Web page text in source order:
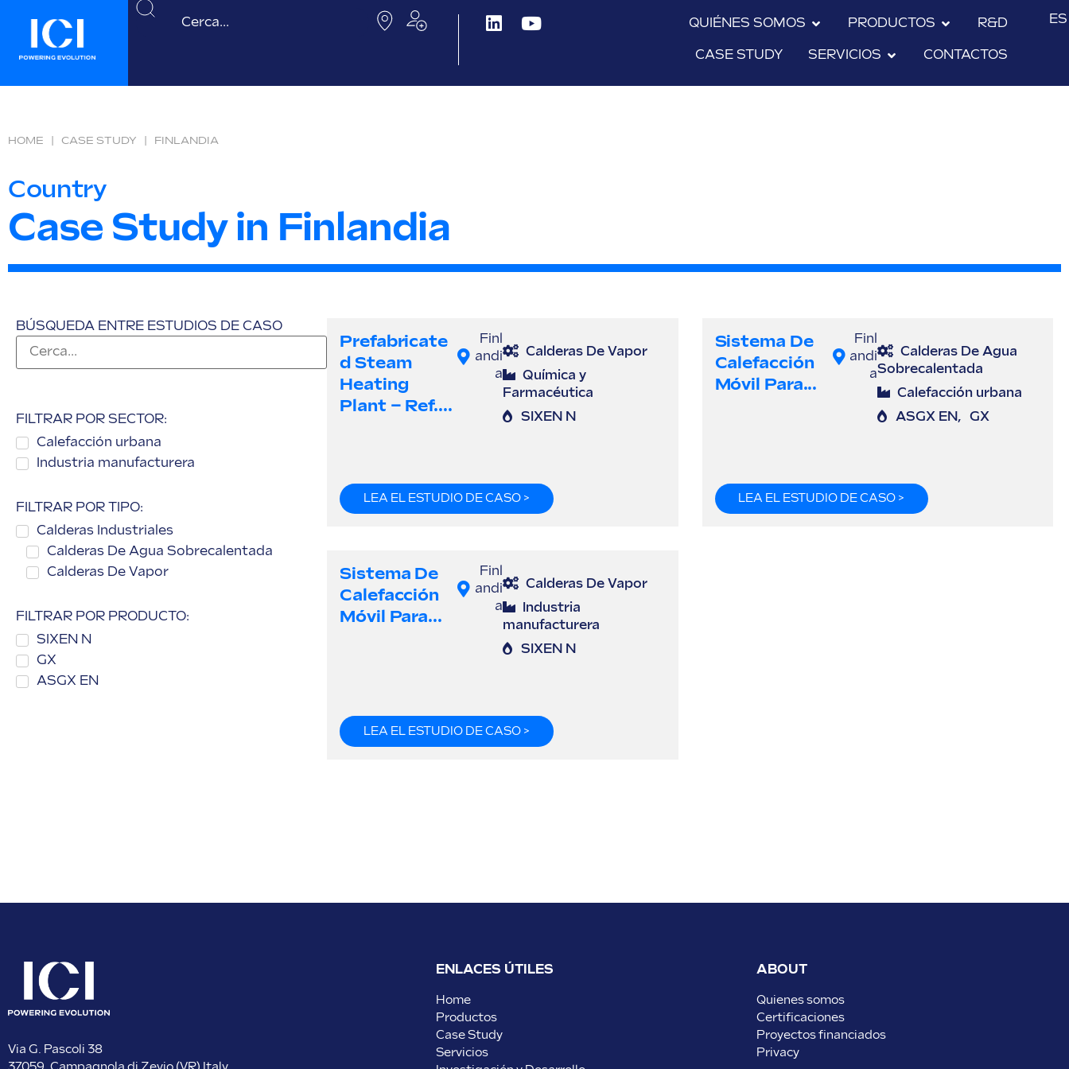
QUIÉNES SOMOS PRODUCTOS R&D
CASE STUDY SERVICIOS CONTACTOS
ES
HOME CASE STUDY FINLANDIA
Country
Case Study in Finlandia
BÚSQUEDA ENTRE ESTUDIOS DE CASO
FILTRAR POR SECTOR:
Calefacción urbana
Industria manufacturera
FILTRAR POR TIPO:
Calderas Industriales
Calderas De Agua Sobrecalentada
Calderas De Vapor
FILTRAR POR PRODUCTO:
SIXEN N
GX
ASGX EN
Prefabricate
D Steam
Heating
Plant – Ref....
Finl
andi
a
Calderas De Vapor
Química y
Farmacéutica
SIXEN N
LEA EL ESTUDIO DE CASO >
Sistema De
Calefacción
Móvil Para...
Finl
andi
a
Calderas De Agua
Sobrecalentada
Calefacción urbana
ASGX EN, GX
LEA EL ESTUDIO DE CASO >
Sistema De
Calefacción
Móvil Para...
Finl
andi
a
Calderas De Vapor
Industria
manufacturera
SIXEN N
LEA EL ESTUDIO DE CASO >
Via G. Pascoli 38
ENLACES ÚTILES
Home
Productos
Case Study
Servicios
ABOUT
Quienes somos
Certificaciones
Proyectos financiados
Privacy